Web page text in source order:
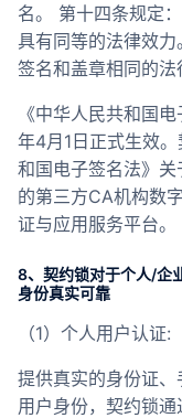
名。 第十四条规定
具有同等的法律效
签名和盖章相同的法
《中华人民共和国
年4月1日正式生效
和国电子签名法》
的第三方CA机构数
证与应用服务平台。
8、契约锁对于个人/企
身份真实可靠
（1）个人用户认证:
提供真实的身份证
用户身份，契约锁